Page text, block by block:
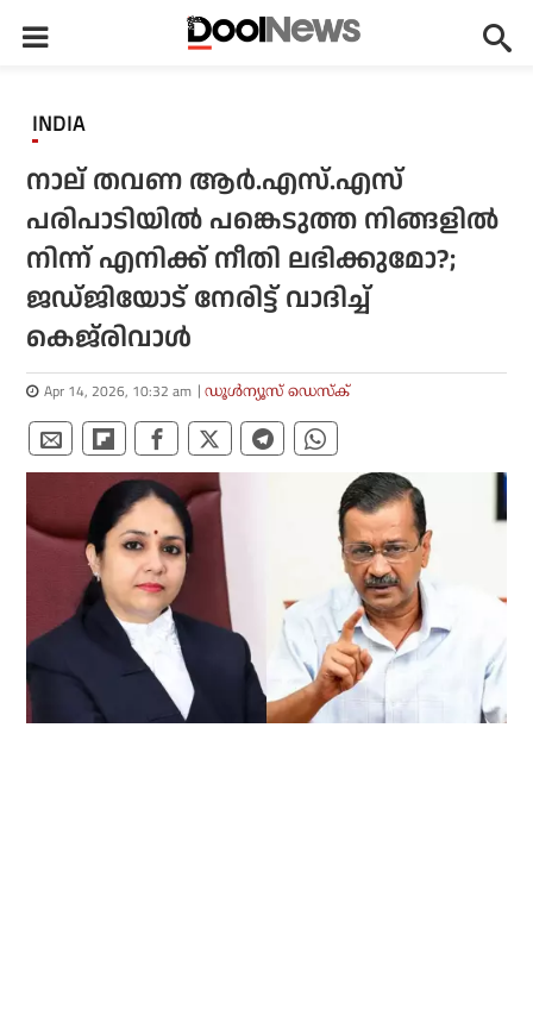
INDIA
നാല് തവണ ആര്‍.എസ്.എസ്
പരിപാടിയില്‍ പങ്കെടുത്ത നിങ്ങളില്‍
നിന്ന് എനിക്ക് നീതി ലഭിക്കുമോ?;
ജഡ്ജിയോട് നേരിട്ട് വാദിച്ച്
കെജ്‌രിവാള്‍
Apr 14, 2026, 10:32 am ഡൂള്‍ന്യൂസ് ഡെസ്‌ക്